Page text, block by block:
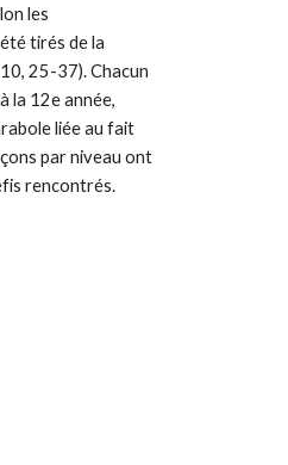
les
tirés de la
25-37). Chacun
la 12e année,
liée au fait
par niveau ont
rencontrés.